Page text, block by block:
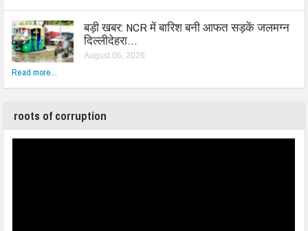
बड़ी खबर: NCR में बारिश बनी आफत सड़कें जलमग्न
दिल्लीदेहरा…
August 06, 2026
Read more...
roots of corruption